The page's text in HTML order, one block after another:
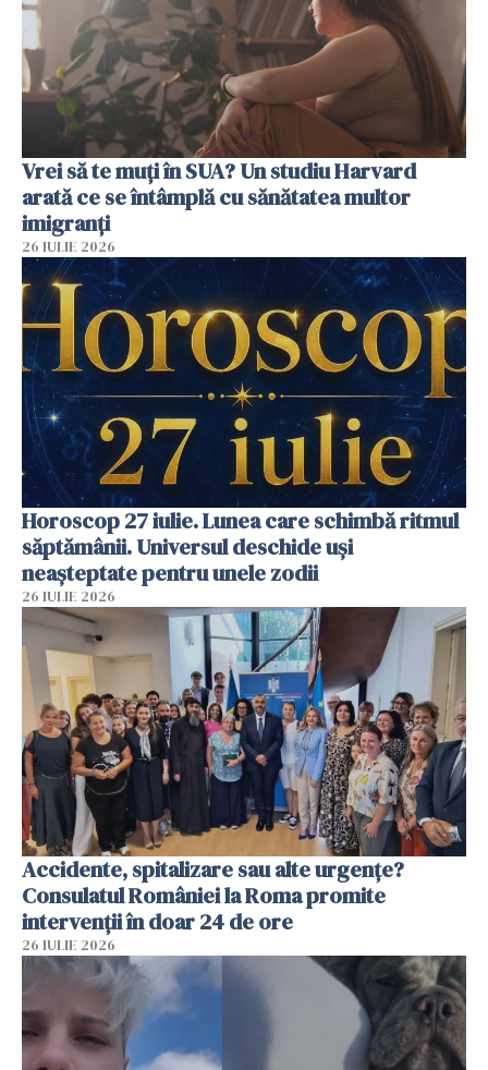
Vrei să te muți în SUA? Un studiu Harvard
arată ce se întâmplă cu sănătatea multor
imigranți
26 IULIE 2026
Horoscop 27 iulie. Lunea care schimbă ritmul
săptămânii. Universul deschide uși
neașteptate pentru unele zodii
26 IULIE 2026
Accidente, spitalizare sau alte urgențe?
Consulatul României la Roma promite
intervenții în doar 24 de ore
26 IULIE 2026